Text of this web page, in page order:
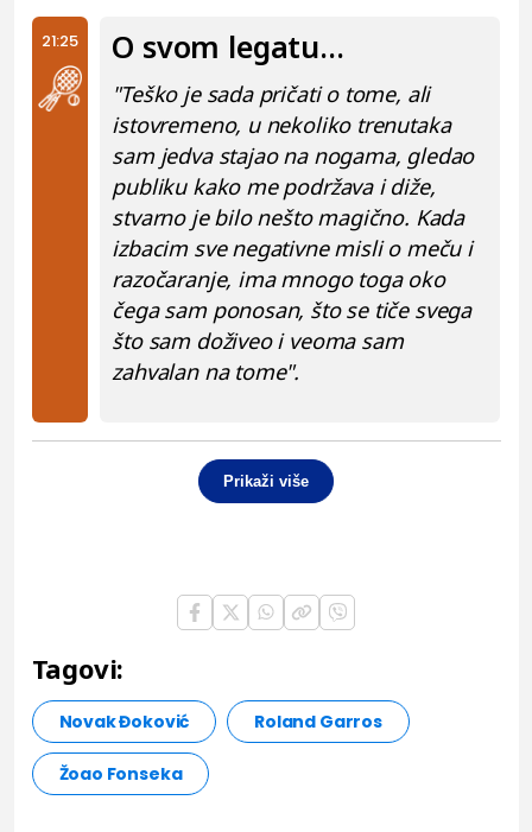
21:25 O svom legatu...
"Teško je sada pričati o tome, ali
istovremeno, u nekoliko trenutaka
sam jedva stajao na nogama, gledao
publiku kako me podržava i diže,
stvarno je bilo nešto magično. Kada
izbacim sve negativne misli o meču i
razočaranje, ima mnogo toga oko
čega sam ponosan, što se tiče svega
što sam doživeo i veoma sam
zahvalan na tome".
Prikaži više
Tagovi:
Novak Đoković Roland Garros
Žoao Fonseka